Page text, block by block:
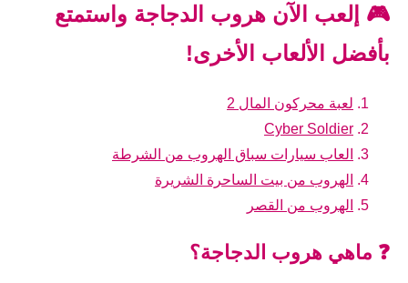
🎮 إلعب الآن هروب الدجاجة واستمتع
بأفضل الألعاب الأخرى!
لعبة محركون المال 2
Cyber Soldier
العاب سيارات سباق الهروب من الشرطة
الهروب من بيت الساحرة الشريرة
الهروب من القصر
❓ ماهي هروب الدجاجة؟